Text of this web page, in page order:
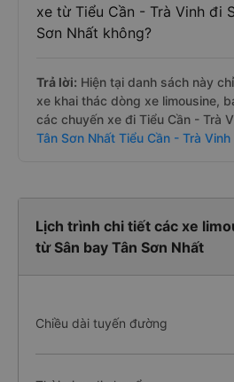
xe từ Tiểu Cần - Trà Vinh đi
Sơn Nhất không?
Trả lời: Hiện tại danh sách này
xe khai thác dòng xe limousine,
các chuyến xe đi Tiểu Cần - Trà
Tân Sơn Nhất Tiểu Cần - Trà Vinh
Lịch trình chi tiết các xe
từ Sân bay Tân Sơn Nhất
Chiều dài tuyến đường